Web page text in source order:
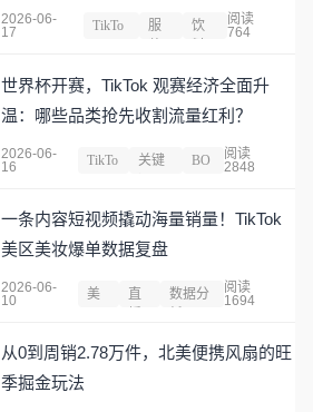
流量？
2026-06-
17
TikTo
服
饮
阅读
764
世界杯开赛，TikTok 观赛经济全面升
温：哪些品类抢先收割流量红利？
2026-06-
16
TikTo
关键
BO
阅读
2848
一条内容短视频撬动海量销量！TikTok
美区美妆爆单数据复盘
2026-06-
10
美
直
数据分
阅读
1694
从0到周销2.78万件，北美便携风扇的旺
季掘金玩法